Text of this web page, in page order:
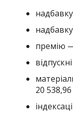
премію
20